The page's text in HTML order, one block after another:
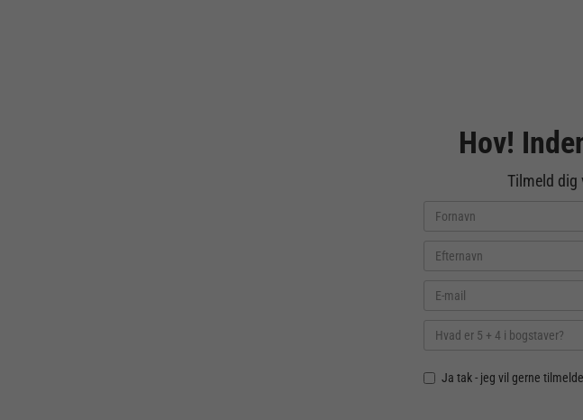
Hov!
Tilmeld dig
Ja tak - jeg vil gerne